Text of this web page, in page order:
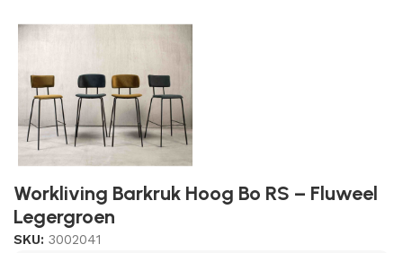
Workliving Barkruk Hoog Bo RS – Fluweel
Legergroen
SKU: 3002041